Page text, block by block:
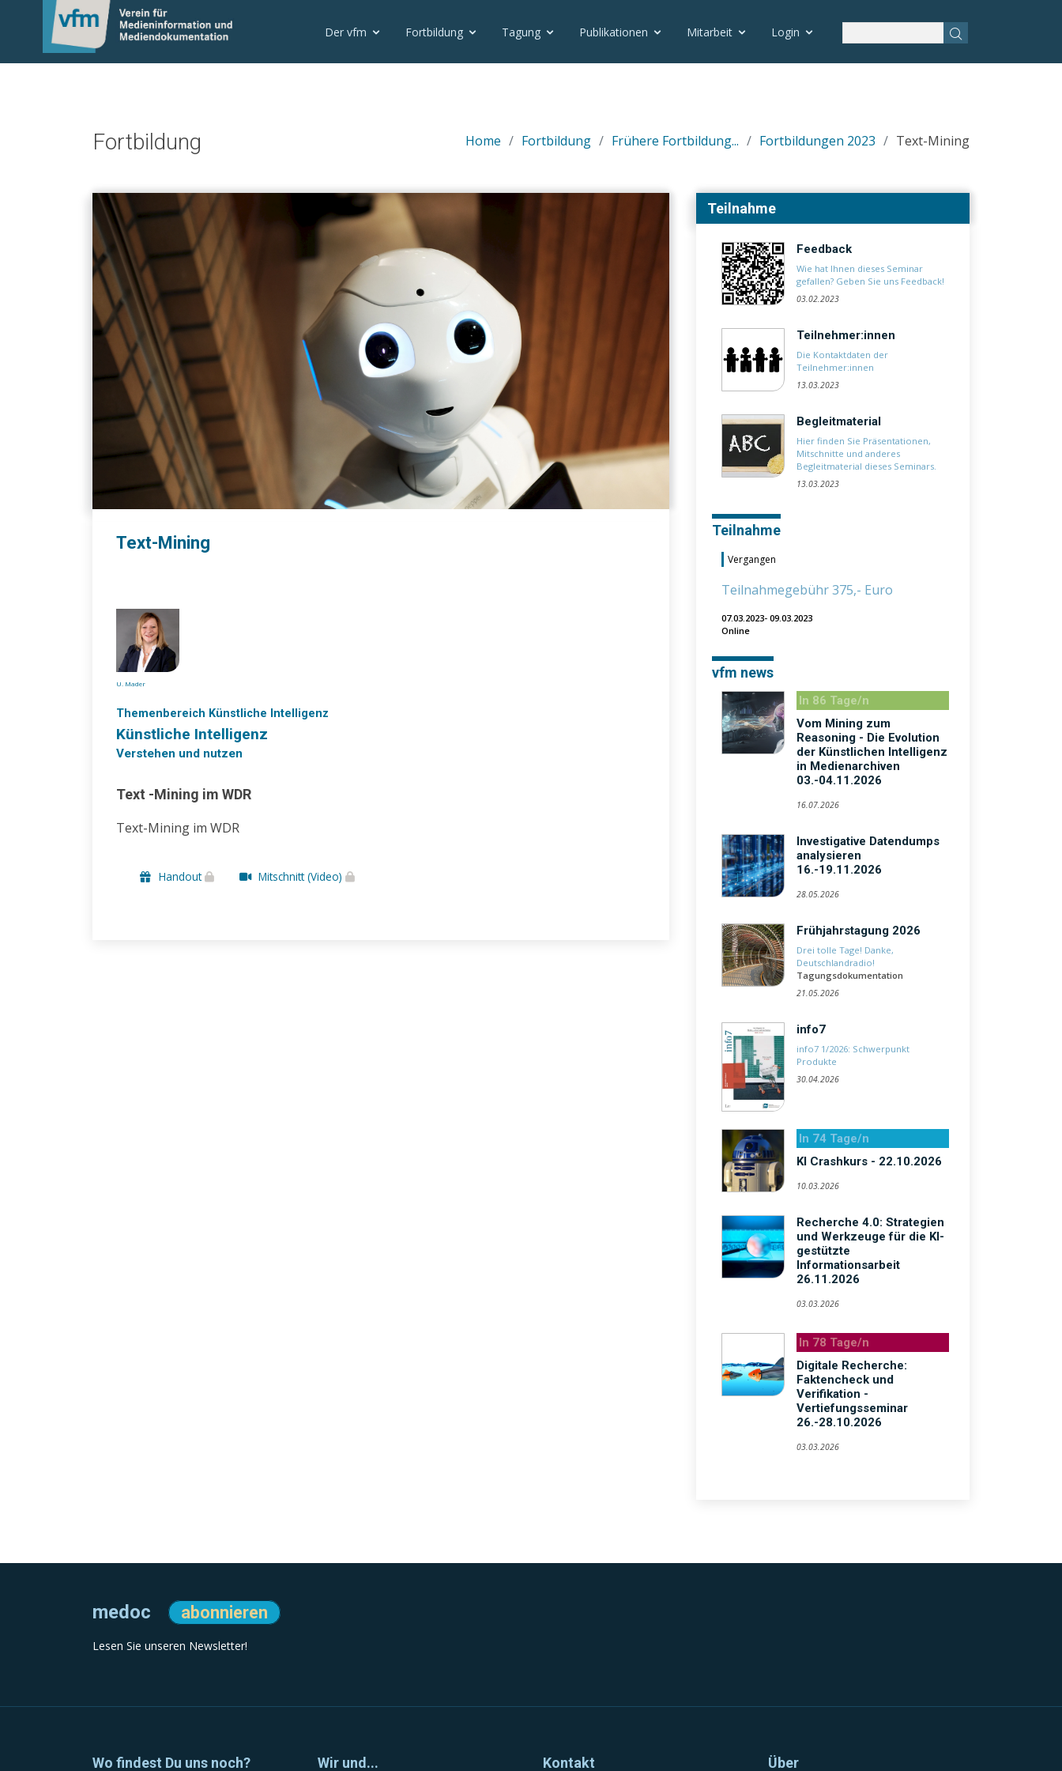
Der vfm Fortbildung Tagung Publikationen Mitarbeit Login
Fortbildung Home Fortbildung Frühere Fortbildung... Fortbildungen 2023 Text-Mining
Text-Mining
U. Mader
Themenbereich Künstliche Intelligenz
Künstliche Intelligenz
Verstehen und nutzen
Text -Mining im WDR
Text-Mining im WDR
Handout Mitschnitt (Video)
Teilnahme
Feedback
Wie hat Ihnen dieses Seminar
gefallen? Geben Sie uns Feedback!
03.02.2023
Teilnehmer:innen
Die Kontaktdaten der
Teilnehmer:innen
13.03.2023
Begleitmaterial
Hier finden Sie Präsentationen,
Mitschnitte und anderes
Begleitmaterial dieses Seminars.
13.03.2023
Teilnahme
Vergangen
Teilnahmegebühr 375,- Euro
07.03.2023- 09.03.2023
Online
vfm news
In 86 Tage/n
Vom Mining zum
Reasoning - Die Evolution
der Künstlichen Intelligenz
in Medienarchiven
03.-04.11.2026
16.07.2026
Investigative Datendumps
analysieren
16.-19.11.2026
28.05.2026
Frühjahrstagung 2026
Drei tolle Tage! Danke,
Deutschlandradio!
Tagungsdokumentation
21.05.2026
info7
info7 1/2026: Schwerpunkt
Produkte
30.04.2026
In 74 Tage/n
KI Crashkurs - 22.10.2026
10.03.2026
Recherche 4.0: Strategien
und Werkzeuge für die KI-
gestützte
Informationsarbeit
26.11.2026
03.03.2026
In 78 Tage/n
Digitale Recherche:
Faktencheck und
Verifikation -
Vertiefungsseminar
26.-28.10.2026
03.03.2026
medoc abonnieren
Lesen Sie unseren Newsletter!
Wo findest Du uns noch? Wir und... Kontakt Über